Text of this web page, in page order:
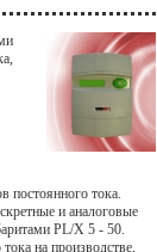
тока.
и аналоговые
PL/X 5 - 50.
на производстве,